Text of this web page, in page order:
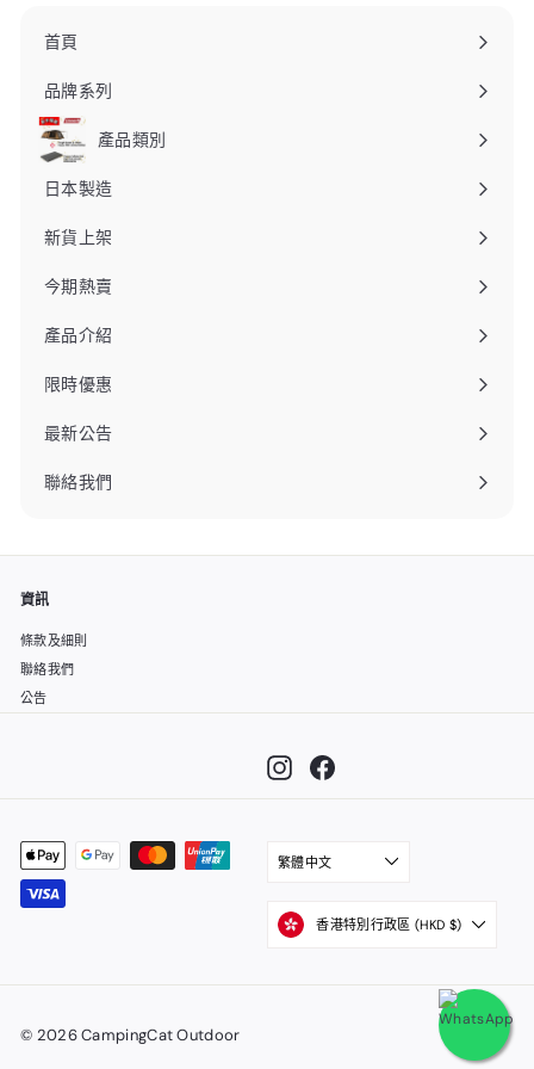
$1,500或以上免運費優惠延
【 詳情 Details 】
首頁
品牌系列
產品類別
日本製造
新貨上架
今期熱賣
產品介紹
限時優惠
最新公告
聯絡我們
資訊
條款及細則
聯絡我們
公告
InstagramFacebook
繁體中文
香港特別行政區 (HKD $)
© 2026 CampingCat Outdoor